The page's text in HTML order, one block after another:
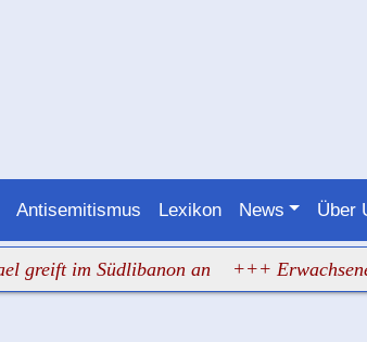
Antisemitismus Lexikon News Über
im Südlibanon an +++ Erwachsene